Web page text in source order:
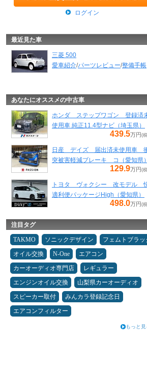
ログイン
最近見た車
三菱 500
愛車紹介/パーツレビュー/整備手帳
あなたにオススメの中古車
ホンダ ステップワゴン 登録済
使用車 純正11.4型ナビ（埼玉県）
439.5万円 (
日産 デイズ 届出済未使用車
突被害軽減ブレーキ コ（愛知県）
129.9万円 (
トヨタ ヴォクシー 改モデル
適利便パッケージHigh（愛知県）
498.0万円 (
注目タグ
TAKMO ソニックデザイン
フェムトブラッ
オイル交換
N-One
エアコン
カーオーディオ専門店
レギュラー
エンジンオイル交換
山梨県カーオーディオ
スピーカー取付
みんカラ登録記念日
エアコンフィルター
もっと見